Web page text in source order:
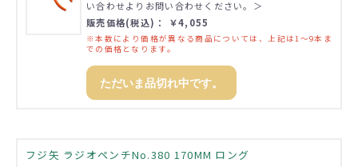
い合わせよりお問い合わせください。＞
販売価格(税込)： ￥4,055
※本数により価格が異なる商品については、上記は1～9本ま
での価格となります。
ただいま品切れ中です。
フジ矢 ラジオペンチNo.380 170MM ロング